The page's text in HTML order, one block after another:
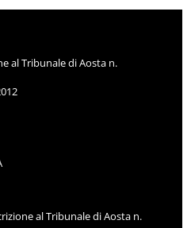
al Tribunale di Aosta n.
al Tribunale di Aosta n.